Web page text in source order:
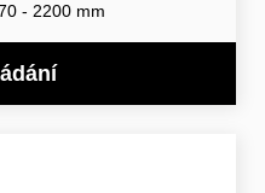
- 2200 mm